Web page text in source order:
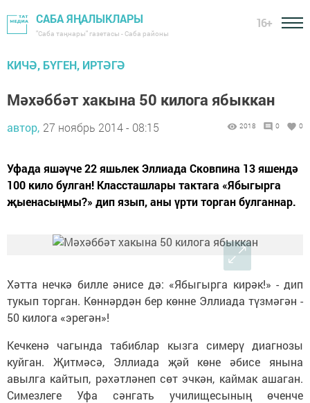
САБА ЯҢАЛЫКЛАРЫ
"Саба таңнары" газетасы - Саба районы
16+
КИЧӘ, БҮГЕН, ИРТӘГӘ
Мәхәббәт хакына 50 килога ябыккан
автор, 27 ноябрь 2014 - 08:15 2018 0 0
Уфада яшәүче 22 яшьлек Эллиада Сковпина 13 яшендә
100 кило булган! Классташлары тактага «Ябыгырга
җыенасыңмы?» дип язып, аны үрти торган булганнар.
Хәтта нечкә билле әнисе дә: «Ябыгырга кирәк!» - дип
тукып торган. Көннәрдән бер көнне Эллиада түзмәгән -
50 килога «эрегән»!
Кечкенә чагында табиблар кызга симерү диагнозы
куйган. Җитмәсә, Эллиада җәй көне әбисе янына
авылга кайтып, рәхәтләнеп сөт эчкән, каймак ашаган.
Симезлеге Уфа сәнгать училищесының өченче